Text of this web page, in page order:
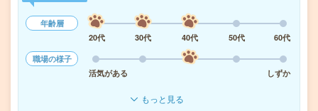
年齢層
20代
30代 40代 50代
60代
職場の様子
活気がある
しずか
もっと見る